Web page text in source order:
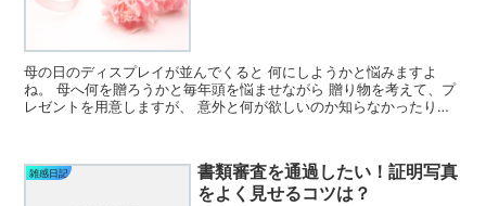
母の日のディスプレイが並んでくると 何にしようかと悩みますよ
ね。 母へ何を贈ろうかと毎年頭を悩ませながら 贈り物を考えて、プ
レゼントを用意しますが、 意外と何が欲しいのか知らなかったりし
雑感日記
書類審査を通過したい！証明写真
をよく見せるコツは？